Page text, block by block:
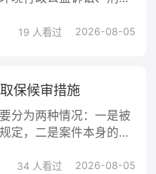
规则三层构成，下文逐
58条 对污染
会公共利益的行为，符
以向人
19 人看过 2026-08-05
保候审措施
分为两种情况：一是被
定，二是案件本身的情
况而变更 如果被取
34 人看过 2026-08-05